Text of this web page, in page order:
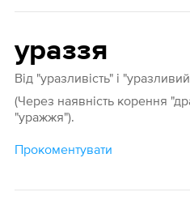
ураззя
Від "уразливість" і
(Через наявність корення
"уражжя").
Прокоментувати